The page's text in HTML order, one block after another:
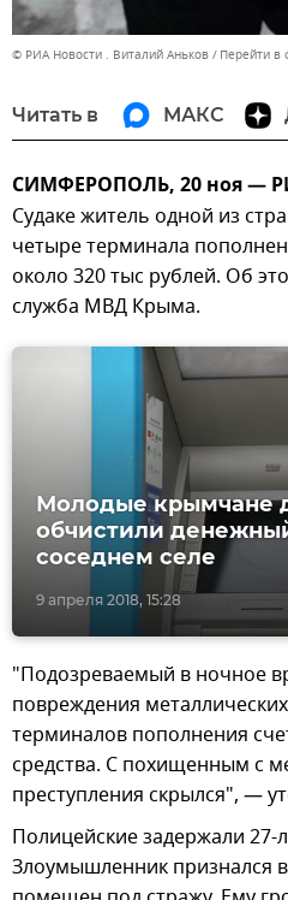
© РИА Новости . Виталий Аньков Перейти в
Читать в МАКС
СИМФЕРОПОЛЬ, 20 ноя —
Судаке житель одной из
четыре терминала
около 320 тыс рублей. Об
служба МВД Крыма.
9 апреля 2018, 15:28
Молодые крымчане
обчистили
соседнем селе
"Подозреваемый в ночное
повреждения
терминалов пополнения
средства. С похищенным с
преступления скрылся", —
Полицейские задержали 27-
Злоумышленник признался